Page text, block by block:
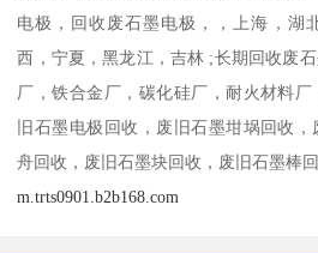
电极，回收废石墨电极，，上海，湖
西，宁夏，黑龙江，吉林 ;长期回收废
厂，铁合金厂，碳化硅厂，耐火材料
旧石墨电极回收，废旧石墨坩埚回收
舟回收，废旧石墨块回收，废旧石墨棒
m.trts0901.b2b168.com